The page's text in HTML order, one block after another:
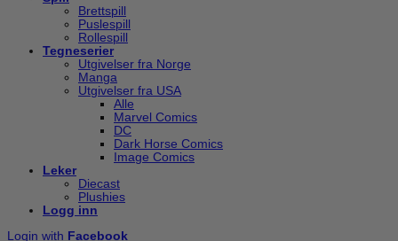
Brettspill
Puslespill
Rollespill
Tegneserier
Utgivelser fra Norge
Manga
Utgivelser fra USA
Alle
Marvel Comics
DC
Dark Horse Comics
Image Comics
Leker
Diecast
Plushies
Logg inn
Login with Facebook